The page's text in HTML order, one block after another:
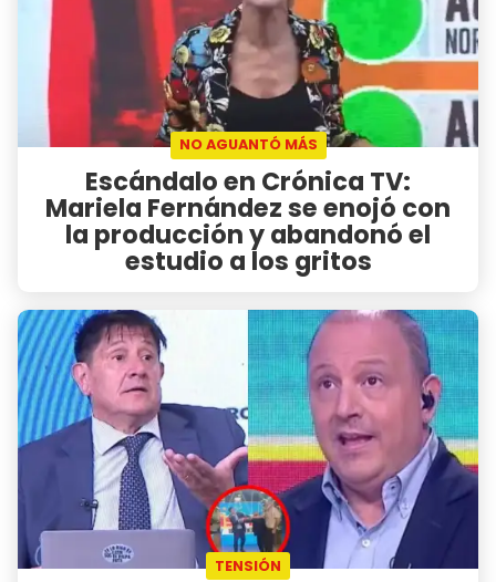
NO AGUANTÓ MÁS
Escándalo en Crónica TV:
Mariela Fernández se enojó con
la producción y abandonó el
estudio a los gritos
TENSIÓN